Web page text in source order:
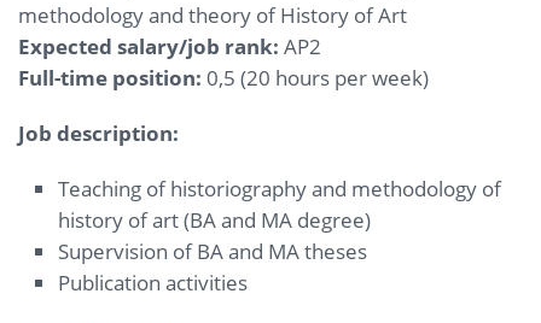
methodology and theory of History of Art
Expected salary/job rank: AP2
Full-time position: 0,5 (20 hours per week)
Job description:
Teaching of historiography and methodology of
history of art (BA and MA degree)
Supervision of BA and MA theses
Publication activities